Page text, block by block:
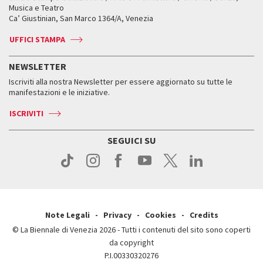
Come raggiungerci
Press
Orari e sedi
Accrediti
Come raggiungerci
Orari e sedi
Biglietti
Accrediti
Come raggiungerci
Contatti
Press
Come raggiungerci
Press
Leone d’oro alla carriera
Leone d’argento
Edizioni passate
Orari e sedi
Biglietti
Servizi al pubblico
Come raggiungerci
Contatti
Biennale College ASAC
ASAC DATI
Storia
Orari e sedi
Musica e Teatro
Ca’ Giustinian, San Marco 1364/A, Venezia
UFFICI STAMPA
NEWSLETTER
Iscriviti alla nostra Newsletter per essere aggiornato su tutte le
manifestazioni e le iniziative.
ISCRIVITI
SEGUICI SU
Note Legali Privacy Cookies
Credits
© La Biennale di Venezia 2026 - Tutti i contenuti del sito sono coperti
da copyright
P.I.00330320276